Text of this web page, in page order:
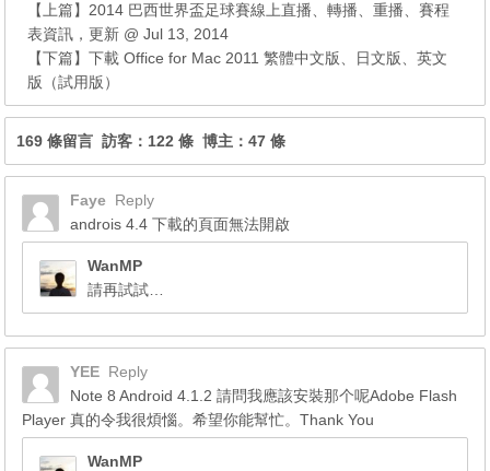
【上篇】 2014 巴西世界盃足球賽線上直播、轉播、重播、賽程
表資訊，更新 @ Jul 13, 2014
【下篇】下載 Office for Mac 2011 繁體中文版、日文版、英文
版（試用版）
169 條留言 訪客：122 條 博主：47 條
Faye Reply
androis 4.4 下載的頁面無法開啟
WanMP
請再試試…
YEE Reply
Note 8 Android 4.1.2 請問我應該安裝那个呢Adobe Flash
Player 真的令我很煩惱。希望你能幫忙。Thank You
WanMP